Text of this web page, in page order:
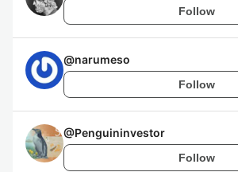
Follow
@narumeso
Follow
@Penguininvestor
Follow